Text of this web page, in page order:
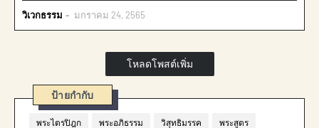
วิเวกธรรม มกราคม 24, 2565
โหลดโพสต์เพิ่ม
ป้ายกำกับ
พระไตรปิฎก พระอภิธรรม วิสุทธิมรรค พระสูตร